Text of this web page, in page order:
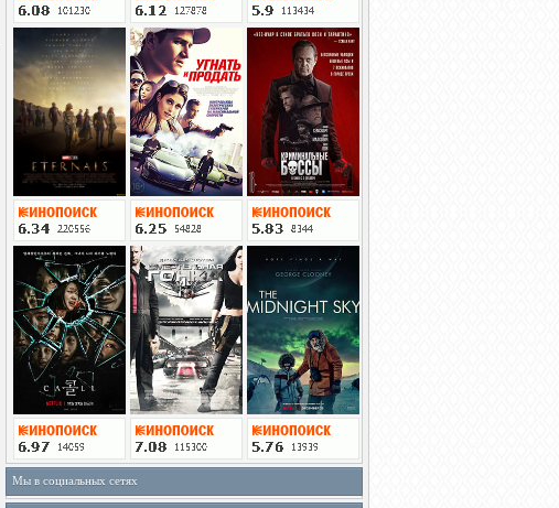
Мы в социальных сетях